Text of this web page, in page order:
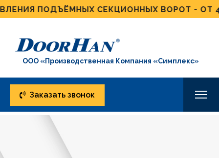
ПОДЪЁМНЫХ СЕКЦИОННЫХ ВОРОТ - ОТ 4
ООО «Производственная Компания «Симплекс»
Заказать звонок